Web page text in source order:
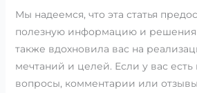
Мы надеемся, что эта статья
полезную информацию и
также вдохновила вас на
мечтаний и целей. Если у вас есть
вопросы, комментарии или